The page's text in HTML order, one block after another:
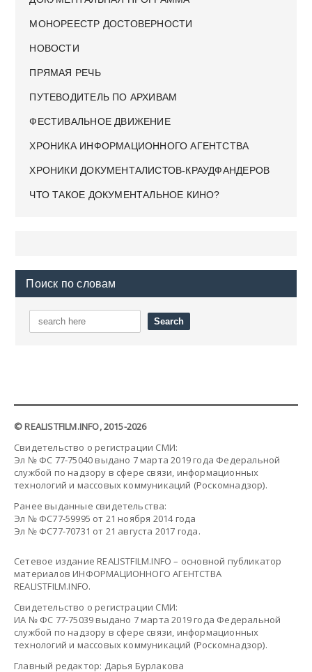
МОНОРЕЕСТР ДОСТОВЕРНОСТИ
НОВОСТИ
ПРЯМАЯ РЕЧЬ
ПУТЕВОДИТЕЛЬ ПО АРХИВАМ
ФЕСТИВАЛЬНОЕ ДВИЖЕНИЕ
ХРОНИКА ИНФОРМАЦИОННОГО АГЕНТСТВА
ХРОНИКИ ДОКУМЕНТАЛИСТОВ-КРАУДФАНДЕРОВ
ЧТО ТАКОЕ ДОКУМЕНТАЛЬНОЕ КИНО?
Поиск по словам
© REALISTFILM.INFO, 2015-2026
Свидетельство о регистрации СМИ:
Эл № ФС 77-75040 выдано 7 марта 2019 года Федеральной
службой по надзору в сфере связи, информационных
технологий и массовых коммуникаций (Роскомнадзор).
Ранее выданные свидетельства:
Эл № ФС77-59995 от 21 ноября 2014 года
Эл № ФС77-70731 от 21 августа 2017 года.
Сетевое издание REALISTFILM.INFO – основной публикатор
материалов ИНФОРМАЦИОННОГО АГЕНТСТВА
REALISTFILM.INFO.
Свидетельство о регистрации СМИ:
ИА № ФС 77-75039 выдано 7 марта 2019 года Федеральной
службой по надзору в сфере связи, информационных
технологий и массовых коммуникаций (Роскомнадзор).
Главный редактор: Дарья Бурлакова